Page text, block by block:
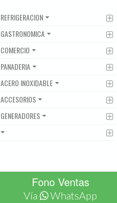
REFRIGERACION
GASTRONOMICA
COMERCIO
PANADERIA
ACERO INOXIDABLE
ACCESORIOS
GENERADORES
Fono Ventas
Vía WhatsApp